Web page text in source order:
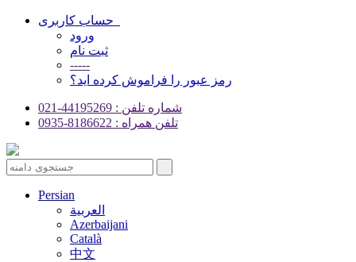
ورود
ثبت نام
-----
رمز عبور را فراموش کرده اید؟
شماره تلفن : 44195269-021
تلفن همراه : 8186622-0935
Persian
العربية
Azerbaijani
Català
中文